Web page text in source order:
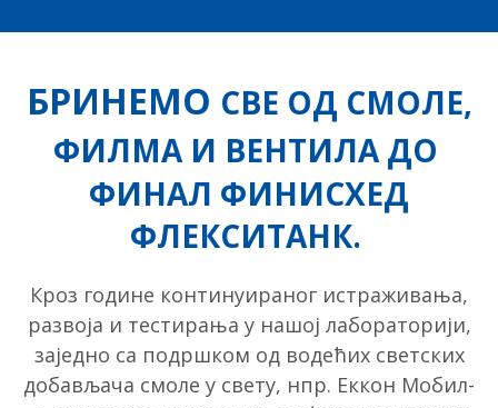
БРИНЕМО СВЕ ОД СМОЛЕ,
ФИЛМА И ВЕНТИЛА ДО
ФИНАЛ ФИНИСХЕД
ФЛЕКСИТАНК.
Кроз године континуираног истраживања,
развоја и тестирања у нашој лабораторији,
заједно са подршком од водећих светских
добављача смоле у ​​свету, нпр. Еккон Мобил-